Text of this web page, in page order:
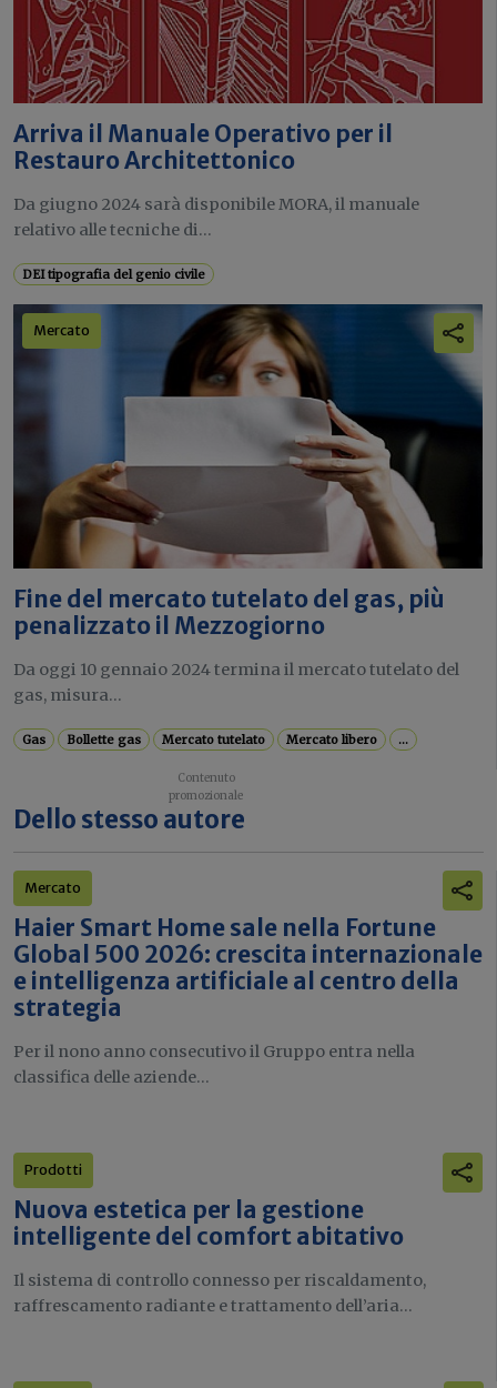
Arriva il Manuale Operativo per il
Restauro Architettonico
Da giugno 2024 sarà disponibile MORA, il manuale
relativo alle tecniche di...
DEI tipografia del genio civile
Mercato
Fine del mercato tutelato del gas, più
penalizzato il Mezzogiorno
Da oggi 10 gennaio 2024 termina il mercato tutelato del
gas, misura...
Gas Bollette gas Mercato tutelato Mercato libero ...
Dello stesso autore
Mercato
Haier Smart Home sale nella Fortune
Global 500 2026: crescita internazionale
e intelligenza artificiale al centro della
strategia
Per il nono anno consecutivo il Gruppo entra nella
classifica delle aziende...
Prodotti
Nuova estetica per la gestione
intelligente del comfort abitativo
Il sistema di controllo connesso per riscaldamento,
raffrescamento radiante e trattamento dell’aria...